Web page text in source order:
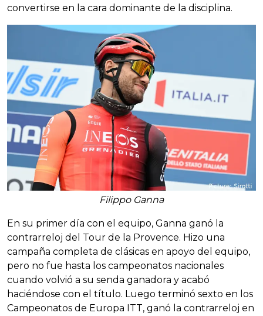
convertirse en la cara dominante de la disciplina.
Filippo Ganna
En su primer día con el equipo, Ganna ganó la
contrarreloj del Tour de la Provence. Hizo una
campaña completa de clásicas en apoyo del equipo,
pero no fue hasta los campeonatos nacionales
cuando volvió a su senda ganadora y acabó
haciéndose con el título. Luego terminó sexto en los
Campeonatos de Europa ITT, ganó la contrarreloj en